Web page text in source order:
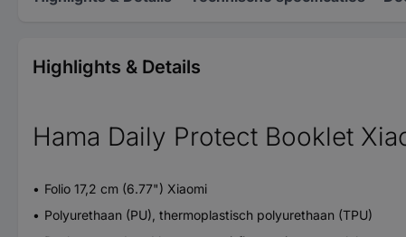
Highlights & Details
Hama Daily Protect Booklet
Folio 17,2 cm (6.77") Xiaomi
Polyurethaan (PU), thermoplastisch polyurethaan (TPU)